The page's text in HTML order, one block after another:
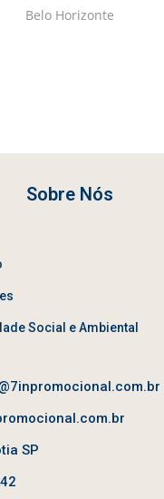
Sobre Nós
Social e Ambiental
SP